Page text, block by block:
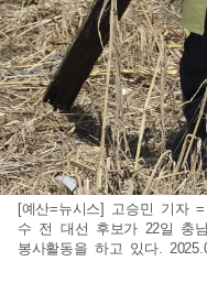
[예산=뉴시스] 고승민 기자
수 전 대선 후보가 22일 충
봉사활동을 하고 있다.